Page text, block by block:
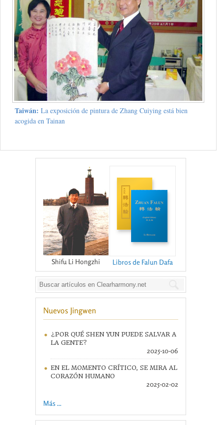
Taiwán: La exposición de pintura de Zhang Cuiying está bien
acogida en Tainan
Shifu Li Hongzhi Libros de Falun Dafa
Nuevos Jingwen
¿POR QUÉ SHEN YUN PUEDE SALVAR A
LA GENTE?
2025-10-06
EN EL MOMENTO CRÍTICO, SE MIRA AL
CORAZÓN HUMANO
2025-02-02
Más ...